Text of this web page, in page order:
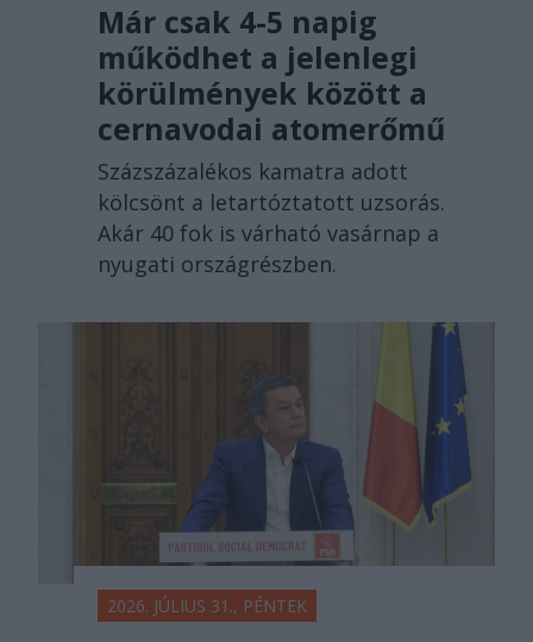
Már csak 4-5 napig
működhet a jelenlegi
körülmények között a
cernavodai atomerőmű
Százszázalékos kamatra adott
kölcsönt a letartóztatott uzsorás.
Akár 40 fok is várható vasárnap a
nyugati országrészben.
2026. JÚLIUS 31., PÉNTEK